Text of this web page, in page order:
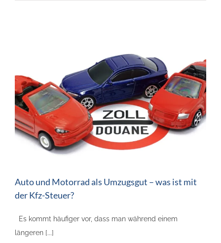
Auto und Motorrad als Umzugsgut – was ist mit
der Kfz-Steuer?
Es kommt häufiger vor, dass man während einem
längeren [...]